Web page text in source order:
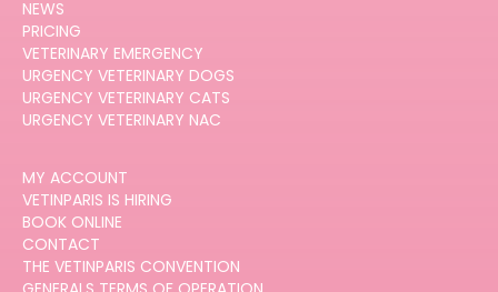
NEWS
PRICING
VETERINARY EMERGENCY
URGENCY VETERINARY DOGS
URGENCY VETERINARY CATS
URGENCY VETERINARY NAC
MY ACCOUNT
VETINPARIS IS HIRING
BOOK ONLINE
CONTACT
THE VETINPARIS CONVENTION